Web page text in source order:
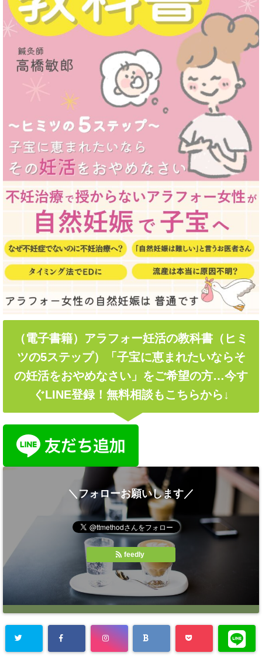
（電子書籍）アラフォー妊活の教科書（ヒミ
ツの5ステップ）「子宝に恵まれたいならそ
の妊活をおやめなさい」をご希望の方…今す
ぐLINE登録！無料相談もこちらから↓
＼フォローお願いします／
feedly